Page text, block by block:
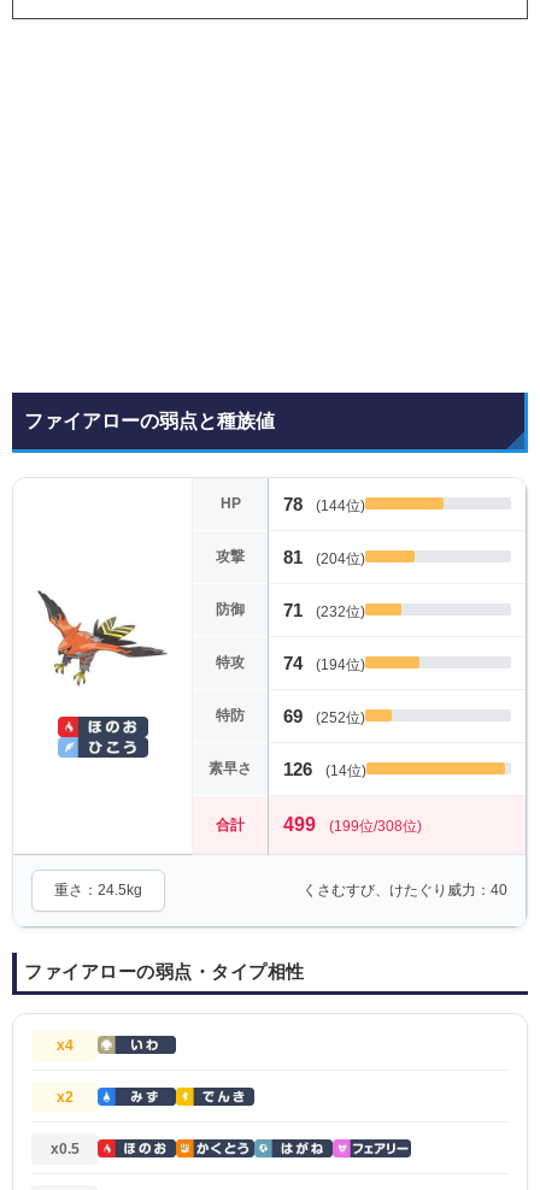
ファイアローの弱点と種族値
HP 78 (144位)
攻撃 81 (204位)
防御 71 (232位)
特攻 74 (194位)
特防 69 (252位)
素早さ 126 (14位)
合計 499 (199位/308位)
重さ：24.5kg くさむすび、けたぐり威力：40
ファイアローの弱点・タイプ相性
x4
x2
x0.5